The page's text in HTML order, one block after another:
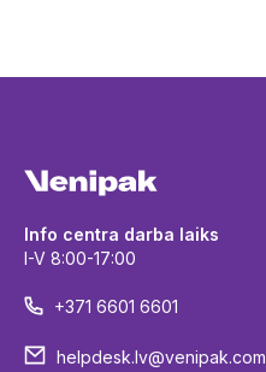
Info centra darba laiks
I-V 8:00-17:00
+371 6601 6601
helpdesk.lv@venipak.com